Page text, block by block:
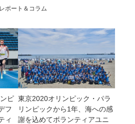
レポート＆コラム
ピ
フ
ィ
東京2020オリンピック・パラ
リンピックから1年、海への感
謝を込めてボランティアユニ